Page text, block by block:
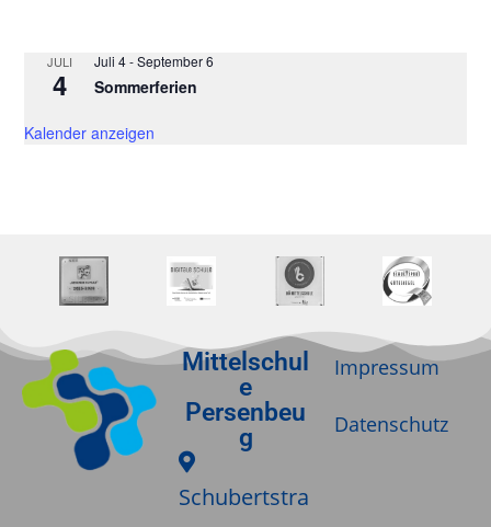
JULI
4
Juli 4-September 6
Sommerferien
Kalender anzeigen
Mittelschul
e
Persenbeu
g
Schubertstra
Impressum
Datenschutz